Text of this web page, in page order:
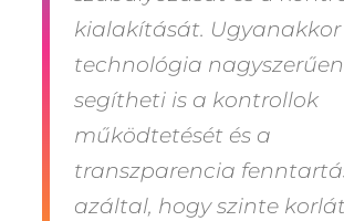
kialakítását. Ugyanakkor
technológia nagyszerűen
segítheti is a kontrollok
működtetését és a
transzparencia
azáltal, hogy szinte